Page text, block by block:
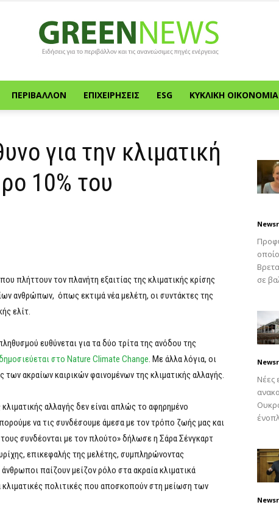
Green
ΠΕΡΙΒΆΛΛΟΝ ΕΠΙΧΕΙΡΉΣΕΙΣ ESG ΚΥΚΛΙΚΉ ΟΙΚΟΝΟΜΊΑ
για την κλιματική
10% του
πλήττουν τον πλανήτη εξαιτίας της κλιματικής κρίσης
ανθρώπων, όπως εκτιμά νέα μελέτη, οι συντάκτες της
ελίτ.
ευθύνεται για τα δύο τρίτα της ανόδου της
στο Nature Climate Change. Με άλλα λόγια, οι
ακραίων καιρικών φαινομένων της κλιματικής αλλαγής.
αλλαγής δεν είναι απλώς το αφηρημένο
να τις συνδέσουμε άμεσα με τον τρόπο ζωής μας και
συνδέονται με τον πλούτο» δήλωσε η Σάρα Σένγκαρτ
επικεφαλής της μελέτης, συμπληρώνοντας
παίζουν μείζον ρόλο στα ακραία κλιματικά
πολιτικές που αποσκοπούν στη μείωση των
σε
Νέες